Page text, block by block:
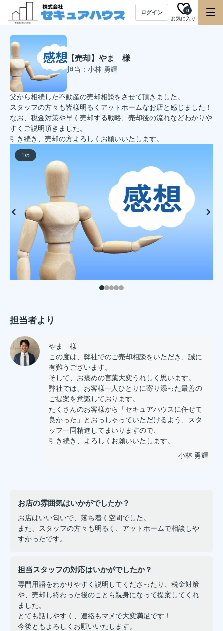
ログイン
お気に入り
0
【売却】やま 様
担当：小林 勇輝
父から相続した不動産の売却相談をさせて頂きました。
スタッフの方々も皆様明るくアットホームなお店と感じました！
なお、税金対策や早く売却する戦略、売却後の流れなどわかりや
すくご説明頂きました。
引き続き、売却の方よろしくお願いいたします。
1/5
担当者より
やま 様
この度は、弊社でのご売却相談をいただき、誠に
有難うございます。
そして、お褒めの言葉大変うれしく思います。
弊社では、お客様一人ひとりに寄り添った最善の
ご提案を意識しております。
たくさんのお客様から「セキュアハウスに任せて
良かった」とおっしゃっていただけるよう、スタ
ッフ一同精進してまいりますので、
引き続き、よろしくお願いいたします。
小林 勇輝
お店の雰囲気はいかがでしたか？
お店はいい匂いで、落ち着く空間でした。
また、スタッフの方々も明るく、アットホームで相談しや
すかったです。
担当スタッフの対応はいかがでしたか？
専門用語をわかりやすく説明してくださったり、税金対策
や、売却し終わった後のことも親身になって提案してくれ
ました。
とても話しやすく、連絡もマメで大変満足です！
今後ともよろしくお願いいたします。